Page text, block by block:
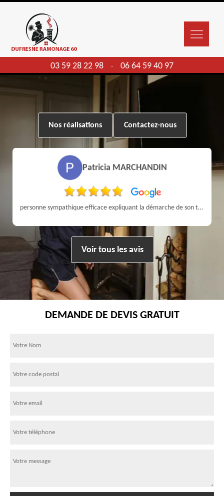
03 59 28 22 98 - 06 64 59 40 97
Nos réalisations Contactez-nous
Patricia MARCHANDIN
personne sympathique efficace expliquant la démarche de son travail pour un résultat de qualité . A recommander
Voir tous les avis
DEMANDE DE DEVIS GRATUIT